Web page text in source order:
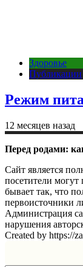
Здоровье
Публикации
Режим
12 месяцев назад
Перед родами:
Сайт является
посетители
бывает так, что
первоисточники
Администрация
нарушения
Created by https://